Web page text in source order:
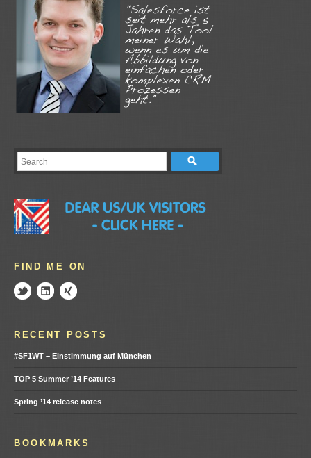
FIND ME ON
RECENT POSTS
#SF1WT – Einstimmung auf München
TOP 5 Summer ’14 Features
Spring ’14 release notes
BOOKMARKS